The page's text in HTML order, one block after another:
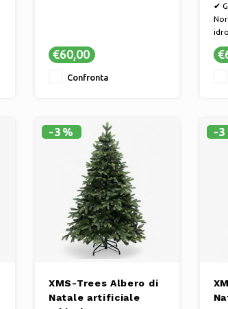
€60,00
Confronta
✔
-3%
XMS-Trees Albero di
Natale artificiale
-